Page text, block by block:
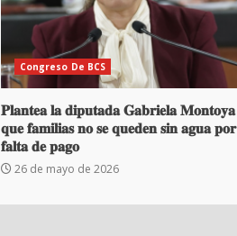
Congreso De BCS
𝐏𝐥𝐚𝐧𝐭𝐞𝐚 𝐥𝐚 𝐝𝐢𝐩𝐮𝐭𝐚𝐝𝐚 𝐆𝐚𝐛𝐫𝐢𝐞𝐥𝐚 𝐌𝐨𝐧𝐭𝐨𝐲𝐚
𝐪𝐮𝐞 𝐟𝐚𝐦𝐢𝐥𝐢𝐚𝐬 𝐧𝐨 𝐬𝐞 𝐪𝐮𝐞𝐝𝐞𝐧 𝐬𝐢𝐧 𝐚𝐠𝐮𝐚 𝐩𝐨𝐫
𝐟𝐚𝐥𝐭𝐚 𝐝𝐞 𝐩𝐚𝐠𝐨
26 de mayo de 2026